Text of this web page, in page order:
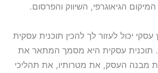
הגיאוגרפי, השיווק והפרסום.
עסקי יכול לעזור לך להכין תוכנית עסקית
תוכנית עסקית היא מסמך המתאר את
מבנה העסק, את מטרותיו, את תהליכי